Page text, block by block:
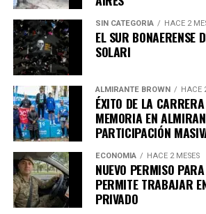
La medida también aplicará a los
Asimismo, la iniciativa prevé que los
servicios con alto consumo de agua
para reutilizar el agua utilizada en
lavado.
En lo que respecta a edificios
que los consorcios más grandes
dispositivos que regulen el flujo y la
para evitar su desperdicio.
prepaga.
Requisitos para acceder a
procedimientos
De acuerdo con la propuesta, podrán
procedimiento aquellas personas que
Una enfermedad grave e
Un estado crónico irreversible.
Un sufrimiento físico o psíquico
SIN CATEGORIA HACE 2
EL SUR BONAERENSE
SOLARI
ALMIRANTE BROWN HACE
ÉXITO DE LA
MEMORIA EN
PARTICIPACIÓN
ECONOMÍA HACE 2 MESES
NUEVO PERMISO
PERMITE TRABAJAR
PRIVADO